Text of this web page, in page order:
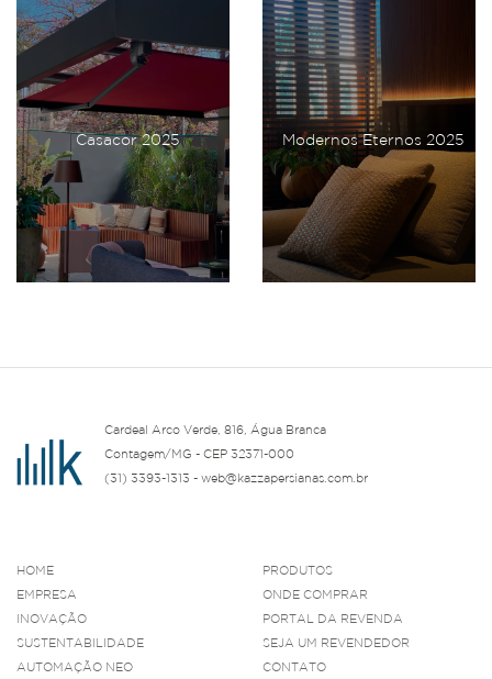
Casacor 2025 Modernos Eternos 2025
Cardeal Arco Verde, 816, Água Branca
Contagem/MG - CEP 32371-000
(31) 3393-1313 - web@kazzapersianas.com.br
HOME
EMPRESA
INOVAÇÃO
SUSTENTABILIDADE
AUTOMAÇÃO NEO
PRODUTOS
ONDE COMPRAR
PORTAL DA REVENDA
SEJA UM REVENDEDOR
CONTATO